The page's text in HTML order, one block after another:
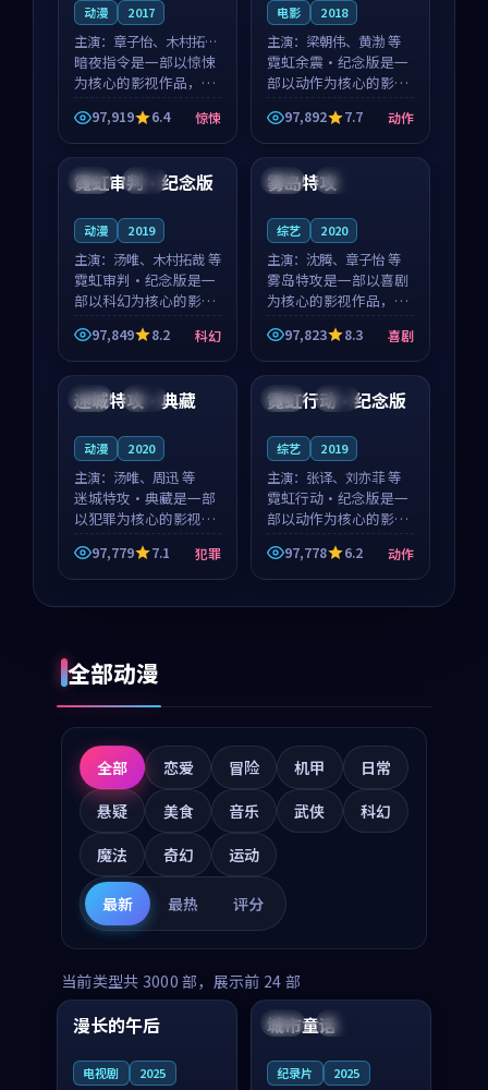
动漫 2017
主演： 章子怡、木村拓哉
等
暗夜指令是一部以惊悚
为核心的影视作品，围
绕危机、反转与人物成
长展开，整体节奏紧
凑，值得推荐观看。
97,919 6.4 惊悚
电影 2018
主演： 梁朝伟、黄渤 等
霓虹余震·纪念版是一
部以动作为核心的影视
作品，围绕危机、反转
与人物成长展开，整体
节奏紧凑，值得推荐观
看。
97,892 7.7 动作
法国 完结
霓虹审判·纪念版
动漫 2019
主演： 汤唯、木村拓哉 等
霓虹审判·纪念版是一
部以科幻为核心的影视
作品，围绕危机、反转
与人物成长展开，整体
节奏紧凑，值得推荐观
看。
97,849 8.2 科幻
美国 热播
雾岛特攻
综艺 2020
主演： 沈腾、章子怡 等
雾岛特攻是一部以喜剧
为核心的影视作品，围
绕危机、反转与人物成
长展开，整体节奏紧
凑，值得推荐观看。
97,823 8.3 喜剧
中国 杜比
迷城特攻·典藏
动漫 2020
主演： 汤唯、周迅 等
迷城特攻·典藏是一部
以犯罪为核心的影视作
品，围绕危机、反转与
人物成长展开，整体节
奏紧凑，值得推荐观
97,779 7.1 犯罪
中国 高分
霓虹行动·纪念版
综艺 2019
主演： 张译、刘亦菲 等
霓虹行动·纪念版是一
部以动作为核心的影视
作品，围绕危机、反转
与人物成长展开，整体
节奏紧凑，值得推荐观
97,778 6.2 动作
全部动漫
全部 恋爱 冒险 机甲
日常
悬疑
美食 音乐 武侠
科幻
魔法
奇幻 运动
最新 最热 评分
当前类型共 3000 部，展示前 24 部
中国 高分
99:16
漫长的午后
电视剧 2025
美国 院线
城市童话
纪录片 2025